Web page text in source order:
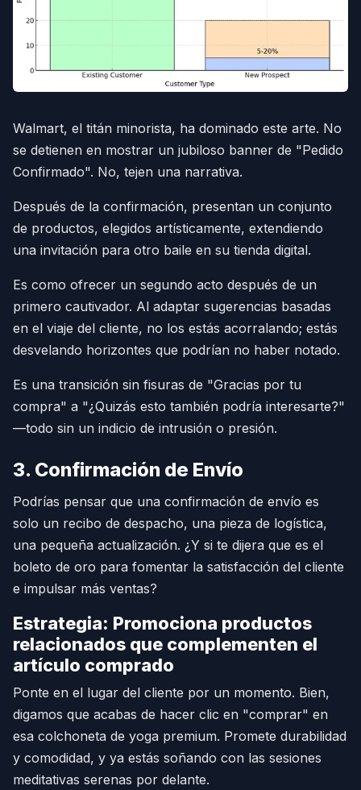
Walmart, el titán minorista, ha dominado este arte. No
se detienen en mostrar un jubiloso banner de "Pedido
Confirmado". No, tejen una narrativa.
Después de la confirmación, presentan un conjunto
de productos, elegidos artísticamente, extendiendo
una invitación para otro baile en su tienda digital.
Es como ofrecer un segundo acto después de un
primero cautivador. Al adaptar sugerencias basadas
en el viaje del cliente, no los estás acorralando; estás
desvelando horizontes que podrían no haber notado.
Es una transición sin fisuras de "Gracias por tu
compra" a "¿Quizás esto también podría interesarte?"
—todo sin un indicio de intrusión o presión.
3. Confirmación de Envío
Podrías pensar que una confirmación de envío es
solo un recibo de despacho, una pieza de logística,
una pequeña actualización. ¿Y si te dijera que es el
boleto de oro para fomentar la satisfacción del cliente
e impulsar más ventas?
Estrategia: Promociona productos
relacionados que complementen el
artículo comprado
Ponte en el lugar del cliente por un momento. Bien,
digamos que acabas de hacer clic en "comprar" en
esa colchoneta de yoga premium. Promete durabilidad
y comodidad, y ya estás soñando con las sesiones
meditativas serenas por delante.